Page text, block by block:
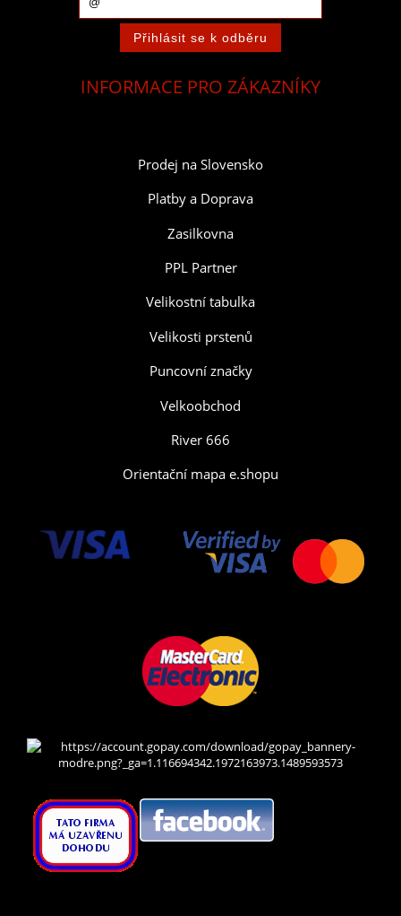
INFORMACE PRO ZÁKAZNÍKY
Prodej na Slovensko
Platby a Doprava
Zasilkovna
PPL Partner
Velikostní tabulka
Velikosti prstenů
Puncovní značky
Velkoobchod
River 666
Orientační mapa e.shopu